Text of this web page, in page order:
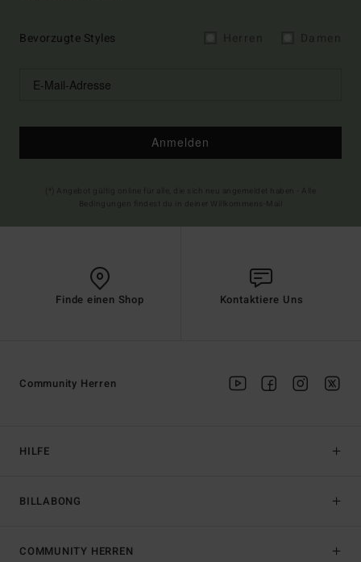
Bevorzugte Styles
Anmelden
Finde einen Shop Kontaktiere Uns
HILFE
BILLABONG
Community Herren
COMMUNITY HERREN